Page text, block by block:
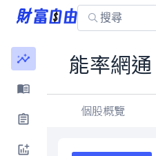
能率網通
個股概覽